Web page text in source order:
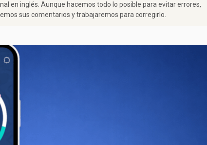
en inglés. Aunque hacemos todo lo posible para evitar errores,
sus comentarios y trabajaremos para corregirlo.